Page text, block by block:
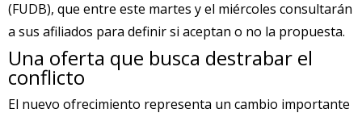
(FUDB), que entre este martes y el miércoles consultarán
a sus afiliados para definir si aceptan o no la propuesta.
Una oferta que busca destrabar el
conflicto
El nuevo ofrecimiento representa un cambio importante